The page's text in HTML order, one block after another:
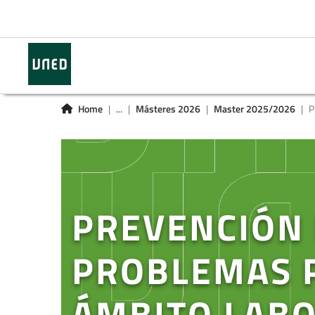
Home ... Másteres 2026 Master 2025/2026
PROBLEMAS